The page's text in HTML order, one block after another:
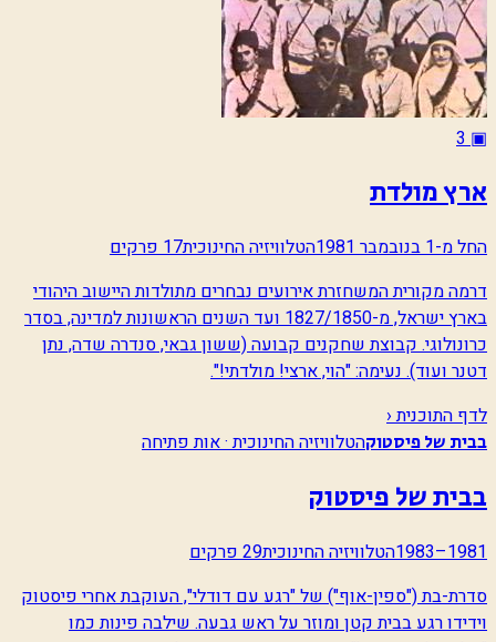
▣
3
ארץ מולדת
החל מ-1 בנובמבר 1981 הטלוויזיה החינוכית17 פרקים
דרמה מקורית המשחזרת אירועים נבחרים מתולדות היישוב היהודי
בארץ ישראל, מ-1827/1850 ועד השנים הראשונות למדינה, בסדר
כרונולוגי. קבוצת שחקנים קבועה (ששון גבאי, סנדרה שדה, נתן
דטנר ועוד). נעימה: "הוי, ארצי! מולדתי!".
לדף התוכנית ‹
בבית של פיסטוקהטלוויזיה החינוכית · אות פתיחה
בבית של פיסטוק
1981–1983 הטלוויזיה החינוכית29 פרקים
סדרת-בת ("ספין-אוף") של "רגע עם דודלי", העוקבת אחרי פיסטוק
וידידו רגע בבית קטן ומוזר על ראש גבעה. שילבה פינות כמו